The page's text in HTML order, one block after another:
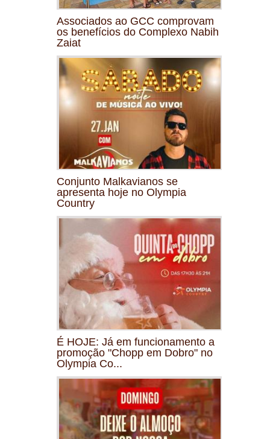
Associados ao GCC comprovam
os benefícios do Complexo Nabih
Zaiat
Conjunto Malkavianos se
apresenta hoje no Olympia
Country
É HOJE: Já em funcionamento a
promoção "Chopp em Dobro" no
Olympia Co...